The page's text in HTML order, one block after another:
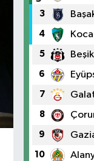
3
4
5
6
7
8
9
10